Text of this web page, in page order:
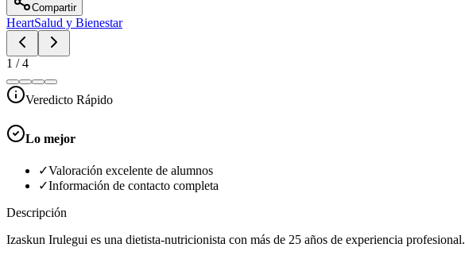
Compartir
HeartSalud y Bienestar
1 /4
Veredicto Rápido
Lo mejor
✓Valoración excelente de alumnos
✓Información de contacto completa
Descripción
Izaskun Irulegui es una dietista-nutricionista con más de 25 años de experiencia profesional.